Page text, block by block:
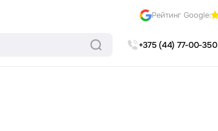
Рейтинг Google:
+375 (44) 77-00-350